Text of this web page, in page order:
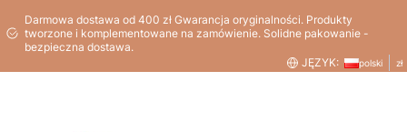
Darmowa dostawa od 400 zł Gwarancja oryginalności. Produkty
tworzone i komplementowane na zamówienie. Solidne pakowanie -
bezpieczna dostawa.
JĘZYK:
polski zł